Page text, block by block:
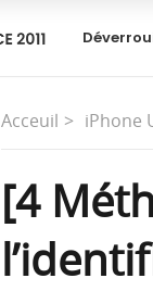
Acceuil iPhone
[4